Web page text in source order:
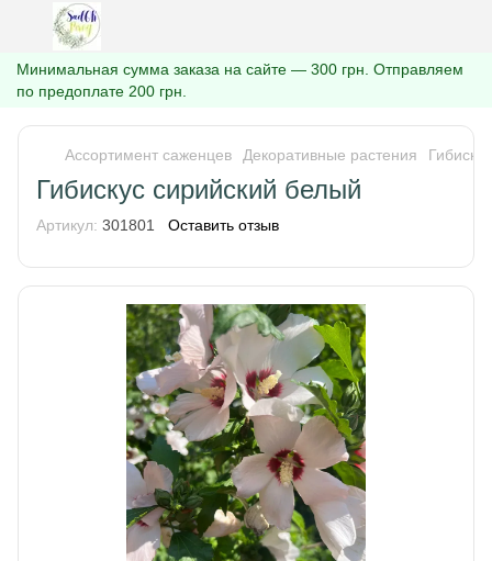
Минимальная сумма заказа на сайте — 300 грн. Отправляем
по предоплате 200 грн.
Ассортимент саженцев Декоративные растения Гибискус
Гибискус сирийский белый
Артикул: 301801 Оставить отзыв